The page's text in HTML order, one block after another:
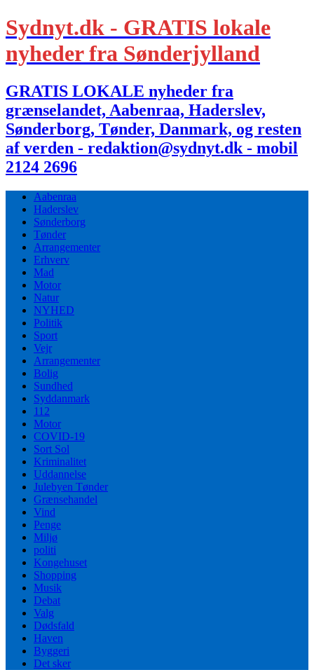
Sydnyt.dk - GRATIS lokale
nyheder fra Sønderjylland
GRATIS LOKALE nyheder fra
grænselandet, Aabenraa, Haderslev,
Sønderborg, Tønder, Danmark, og resten
af verden - redaktion@sydnyt.dk - mobil
2124 2696
Aabenraa
Haderslev
Sønderborg
Tønder
Arrangementer
Erhverv
Mad
Motor
Natur
NYHED
Politik
Sport
Vejr
Arrangementer
Bolig
Sundhed
Syddanmark
112
Motor
COVID-19
Sort Sol
Kriminalitet
Uddannelse
Julebyen Tønder
Grænsehandel
Vind
Penge
Miljø
politi
Kongehuset
Shopping
Musik
Debat
Valg
Dødsfald
Haven
Byggeri
Det sker